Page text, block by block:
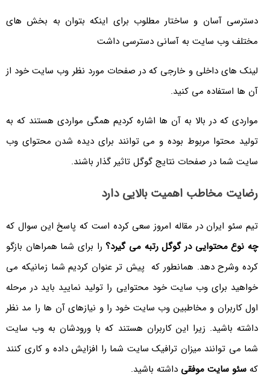
دسترسی آسان و ساختار مطلوب برای اینکه بتوان به بخش های
مختلف وب سایت به آسانی دسترسی داشت
لینک های داخلی و خارجی که در صفحات مورد نظر وب سایت خود از
آن ها استفاده می کنید.
مواردی که در بالا به آن ها اشاره کردیم همگی مواردی هستند که به
تولید محتوا مربوط بوده و می توانند برای دیده شدن محتوای وب
سایت شما در صفحات نتایج گوگل تاثیر گذار باشند.
رضایت مخاطب اهمیت بالایی دارد
تیم سئو ایران در مقاله امروز سعی کرده است که پاسخ این سوال که
چه نوع محتوایی در گوگل رتبه می گیرد؟را برای شما همراهان بازگو
کرده وشرح دهد. همانطور که پیش تر عنوان کردیم شما زمانیکه می
خواهید برای وب سایت خود محتوایی را تولید نمایید باید در مرحله
اول کاربران و مخاطبین وب سایت خود را و نیازهای آن ها را مد نظر
داشته باشید. زیرا این کاربران هستند که با ورودشان به وب سایت
شما می توانند میزان ترافیک سایت شما را افزایش داده و کاری کنند
کهسئو سایت موفقیداشته باشید.